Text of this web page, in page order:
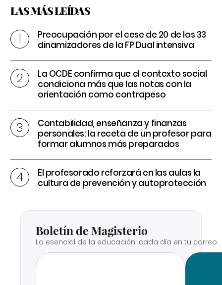
LAS MÁS LEÍDAS
Preocupación por el cese de 20 de los 33
dinamizadores de la FP Dual intensiva
La OCDE confirma que el contexto social
condiciona más que las notas con la
orientación como contrapeso
Contabilidad, enseñanza y finanzas
personales: la receta de un profesor para
formar alumnos más preparados
El profesorado reforzará en las aulas la
cultura de prevención y autoprotección
Boletín de Magisterio
Lo esencial de la educación, cada día en tu correo.